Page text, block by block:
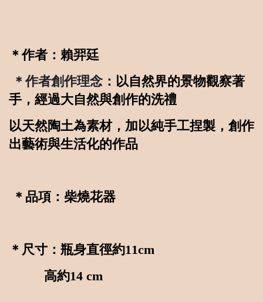
＊作者：賴羿廷
＊作者創作理念： 以自然界的景物觀察著
手，經過大自然與創作的洗禮
以天然陶土為素材，加以純手工捏製，創作
出藝術與生活化的作品
＊品項：柴燒花器
＊尺寸：瓶身直徑約11cm
高約14 cm